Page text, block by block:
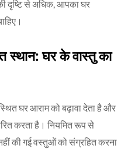
की दृष्टि से अधिक, आपका घर
स्थान:घर के वास्तु का
घर आराम को बढ़ावा देता है और
करता है। नियमित रूप से
की गई वस्तुओं को संग्रहित करना